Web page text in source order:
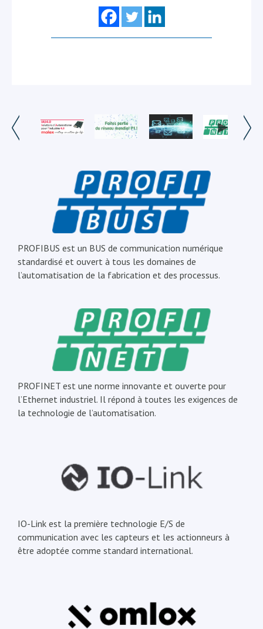
PROFIBUS est un BUS de communication numérique
standardisé et ouvert à tous les domaines de
l’automatisation de la fabrication et des processus.
PROFINET est une norme innovante et ouverte pour
l’Ethernet industriel. Il répond à toutes les exigences de
la technologie de l’automatisation.
IO-Link est la première technologie E/S de
communication avec les capteurs et les actionneurs à
être adoptée comme standard international.